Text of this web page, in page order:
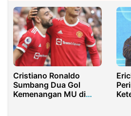
Cristiano Ronaldo
Sumbang Dua Gol
Kemenangan MU di